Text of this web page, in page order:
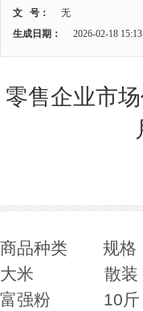
文 号：
无
生成日期：
2026-02-18 15:13
零售企业市
商品种类
大米 散
富强粉 10